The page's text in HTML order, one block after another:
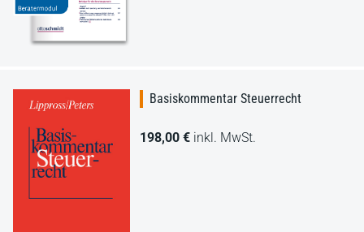
Basiskommentar Steuerrecht
198,00 € inkl. MwSt.